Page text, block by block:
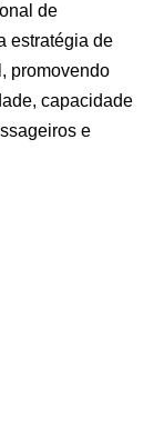
de
estratégia de
promovendo
capacidade
e